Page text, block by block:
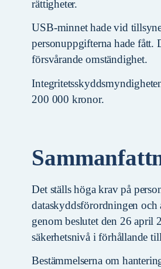
rättigheter.
USB-minnet hade vid
personuppgifterna hade fått.
försvårande omständighet.
200 000 kronor.
Det ställs höga krav på
dataskyddsförordningen och
genom beslutet den 26 april
säkerhetsnivå i förhållande
Bestämmelserna om